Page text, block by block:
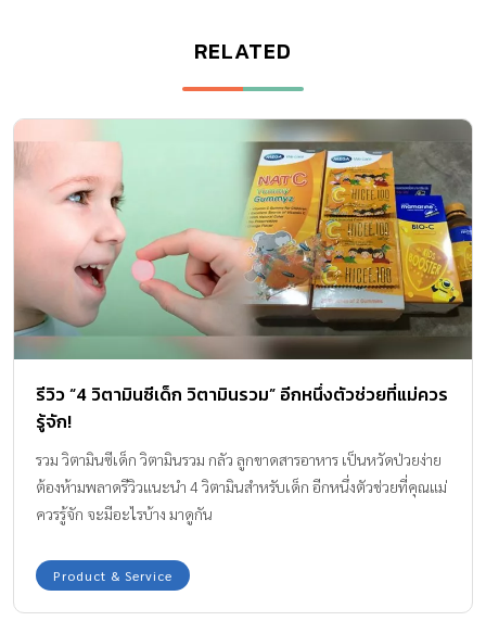
RELATED
รีวิว “4 วิตามินซีเด็ก วิตามินรวม” อีกหนึ่งตัวช่วยที่แม่ควร
รู้จัก!
รวม วิตามินซีเด็ก วิตามินรวม กลัว ลูกขาดสารอาหาร เป็นหวัดป่วยง่าย
ต้องห้ามพลาดรีวิวแนะนำ 4 วิตามินสำหรับเด็ก อีกหนึ่งตัวช่วยที่คุณแม่
ควรรู้จัก จะมีอะไรบ้าง มาดูกัน
Product & Service